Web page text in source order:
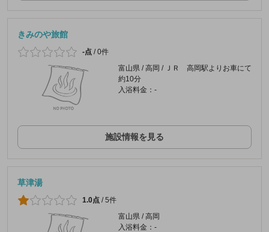
きみのや旅館
-点 /0件
富山県 / 高岡 / ＪＲ 高岡駅よりお車にて
約10分
入浴料金：-
施設情報を見る
草津湯
1.0点 /5件
富山県 / 高岡
入浴料金：-